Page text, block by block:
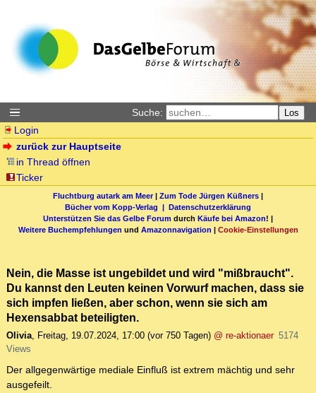
Suche: Los
Login
zurück zur Hauptseite
in Thread öffnen
Ticker
Fluchtburg autark am Meer| Zum Tode Jürgen Küßners |
Bücher vom Kopp-Verlag | Datenschutzerklärung
Unterstützen Sie das Gelbe Forum durch Käufe bei Amazon! |
Weitere Buchempfehlungen und Amazonnavigation | Cookie-Einstellungen
Nein, die Masse ist ungebildet und wird "mißbraucht".
Du kannst den Leuten keinen Vorwurf machen, dass sie
sich impfen ließen, aber schon, wenn sie sich am
Hexensabbat beteiligten.
Olivia, Freitag, 19.07.2024, 17:00 (vor 750 Tagen) @ re-aktionaer 5174
Views
Der allgegenwärtige mediale Einfluß ist extrem mächtig und sehr
ausgefeilt.